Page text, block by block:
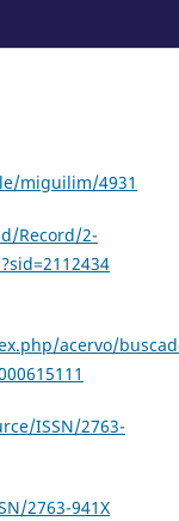
miguilim/4931
Record/2-
acervo/
ISSN/2763-
2763-941X